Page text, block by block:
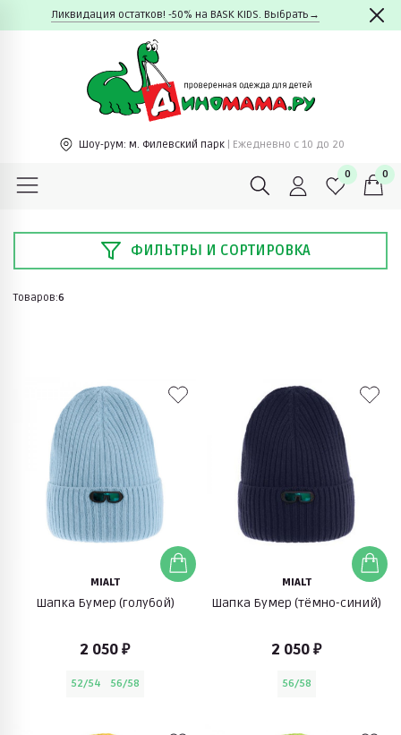
Ликвидация остатков! -50% на BASK KIDS. Выбрать→
Шоу-рум: м. Филевский парк | Ежедневно c 10 до 20
0 0
ФИЛЬТРЫ И СОРТИРОВКА
Товаров:6
MIALT
Шапка Бумер (голубой)
2 050 ₽
52/54 56/58
MIALT
Шапка Бумер (тёмно-синий)
2 050 ₽
56/58